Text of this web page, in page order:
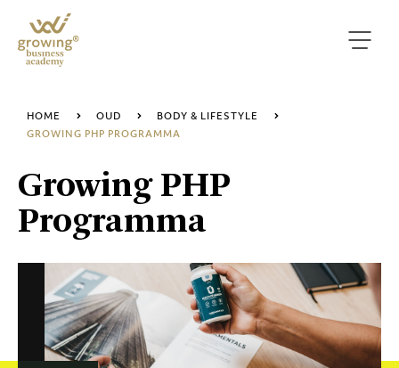
HOME OUD
BODY & LIFESTYLE
GROWING PHP PROGRAMMA
Growing PHP
Programma